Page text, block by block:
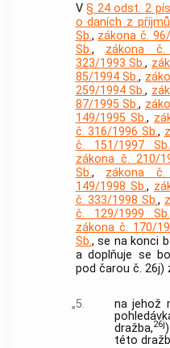
V§ 24 odst. 2
o daních z příjmů
Sb., zákona č.
Sb., zákona č.
323/1993 Sb.,
85/1994 Sb.,
259/1994 Sb.,
87/1995 Sb.,
149/1995 Sb.,
č. 316/1996 Sb.,
č. 151/1997 Sb.
zákona č. 210/
Sb., zákona č.
149/1998 Sb.,
č. 333/1998 Sb.,
č. 129/1999 Sb.
zákona č. 170/
Sb., se na konci
a doplňuje se
pod čarou č. 26j)
„5.
na jehož
dražba,26j
této